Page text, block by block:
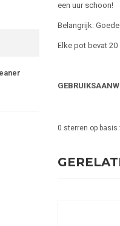
een uur schoon!
Belangrijk:
Elke pot bevat
0 sterren op basis